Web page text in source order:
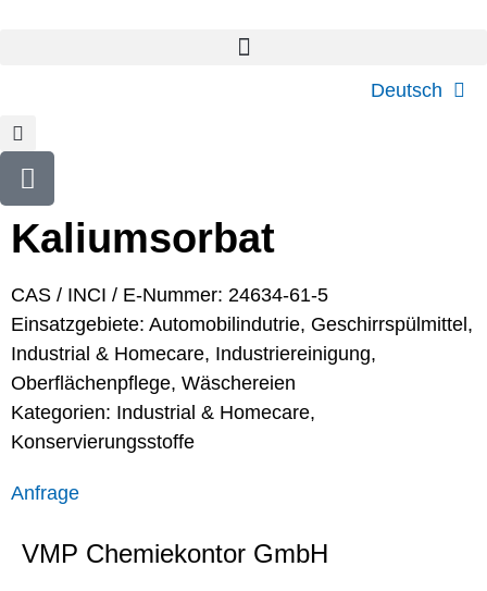
Deutsch
Kaliumsorbat
CAS / INCI / E-Nummer: 24634-61-5
Einsatzgebiete: Automobilindutrie, Geschirrspülmittel ,
Industrial & Homecare, Industriereinigung,
Oberflächenpflege, Wäschereien
Kategorien: Industrial & Homecare,
Konservierungsstoffe
Anfrage
VMP Chemiekontor GmbH